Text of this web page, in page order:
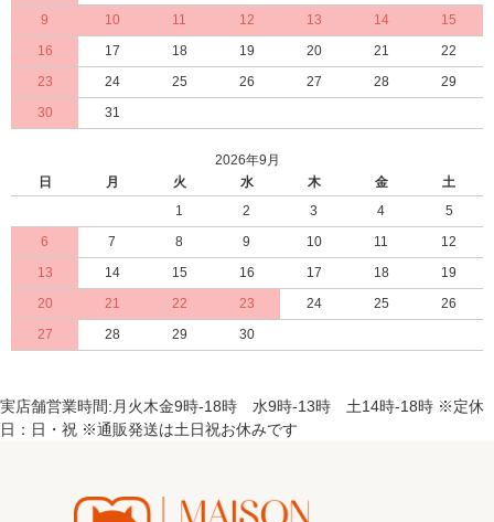
9
10 11 12 13 14
15
16
17 18 19 20 21
22
23
24 25 26 27 28
29
30
31
2026年9月
日
月 火 水 木 金
土
1
2 3 4
5
6
7 8 9 10 11
12
13
14 15 16 17 18
19
20
21 22 23 24 25
26
27
28 29 30
実店舗営業時間:月火木金9時-18時 水9時-13時 土14時-18時 ※定休
日：日・祝 ※通販発送は土日祝お休みです